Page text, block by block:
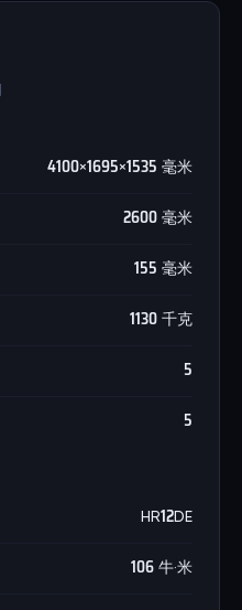
4100×1695×1535 毫米
2600 毫米
155 毫米
1130 千克
5
5
HR12DE
106 牛·米